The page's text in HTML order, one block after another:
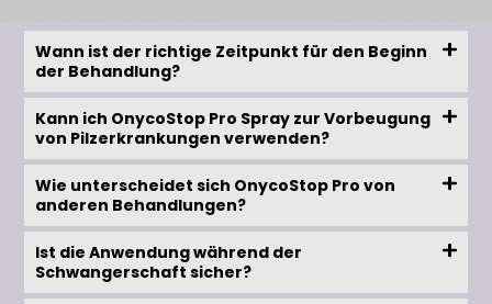
Wann ist der richtige Zeitpunkt für den Beginn
der Behandlung?
Kann ich OnycoStop Pro Spray zur Vorbeugung
von Pilzerkrankungen verwenden?
Wie unterscheidet sich OnycoStop Pro von
anderen Behandlungen?
Ist die Anwendung während der
Schwangerschaft sicher?